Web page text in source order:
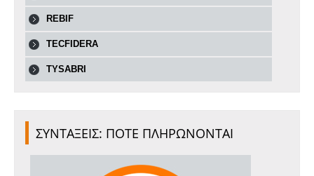
REBIF
TECFIDERA
TYSABRI
ΣΥΝΤΑΞΕΙΣ: ΠΟΤΕ ΠΛΗΡΩΝΟΝΤΑΙ